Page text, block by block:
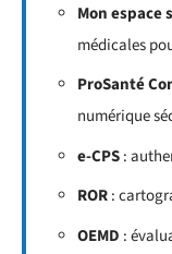
Mon espace
médicales
ProSanté
numérique
e-CPS:
ROR:
OEMD :